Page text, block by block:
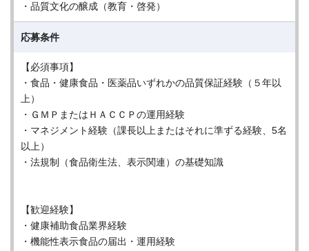
・品質文化の醸成（教育・啓発）
応募条件
【必須事項】
・食品・健康食品・医薬品いずれかの品質保証経験（５年以
上）
・ＧＭＰまたはＨＡＣＣＰの運用経験
・マネジメント経験（課長以上またはそれに準ずる経験、5名
以上）
・法規制（食品衛生法、表示関連）の基礎知識
【歓迎経験】
・健康補助食品業界経験
・機能性表示食品の届出・運用経験